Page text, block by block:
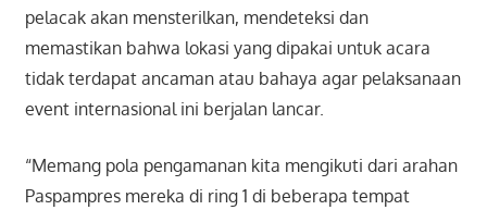
pelacak akan mensterilkan, mendeteksi dan
memastikan bahwa lokasi yang dipakai untuk acara
tidak terdapat ancaman atau bahaya agar pelaksanaan
event internasional ini berjalan lancar.
“Memang pola pengamanan kita mengikuti dari arahan
Paspampres mereka di ring 1 di beberapa tempat